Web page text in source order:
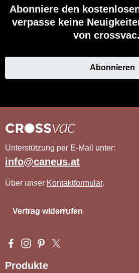
Abonniere den
verpasse keine
von
Abonnieren
Unterstützung per E-Mail unter:
info@caneus.at
Über unser Kontaktformular.
Vertrag widerrufen
Besuche uns auf Facebook – öffnet
Schau auf Instagram vorbei –
Lass dich auf Pinterest
Folge uns auf X – öffnet
Produkte